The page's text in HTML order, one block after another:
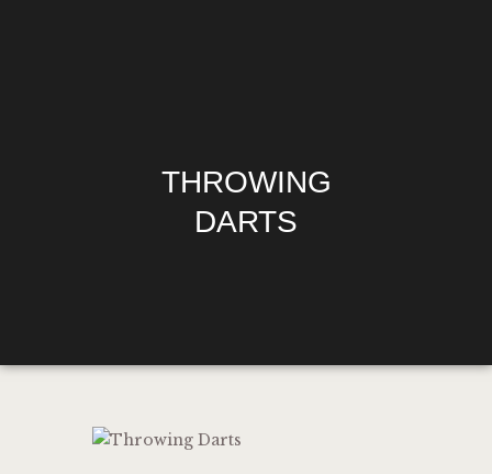
THROWING
DARTS
HAPPY HOUR
GURU